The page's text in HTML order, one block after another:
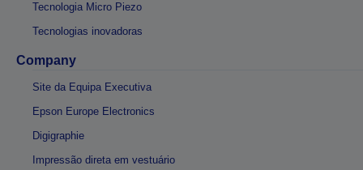
Tecnologia Micro Piezo
Tecnologias inovadoras
Company
Site da Equipa Executiva
Epson Europe Electronics
Digigraphie
Impressão direta em vestuário